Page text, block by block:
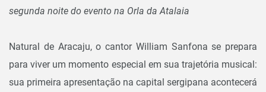
segunda noite do evento na Orla da Atalaia
Natural de Aracaju, o cantor William Sanfona se prepara
para viver um momento especial em sua trajetória musical:
sua primeira apresentação na capital sergipana acontecerá